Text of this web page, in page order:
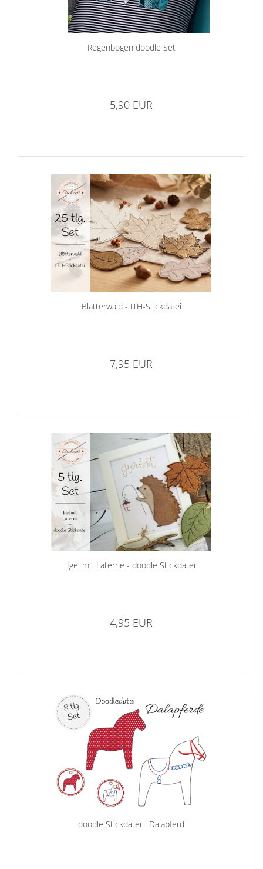
Regenbogen doodle Set
5,90 EUR
Blätterwald - ITH-Stickdatei
7,95 EUR
Igel mit Laterne - doodle Stickdatei
4,95 EUR
doodle Stickdatei - Dalapferd